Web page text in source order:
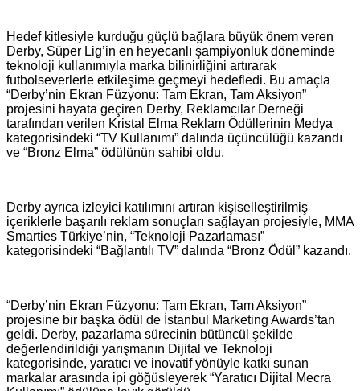
Hedef kitlesiyle kurduğu güçlü bağlara büyük önem veren
Derby, Süper Lig’in en heyecanlı şampiyonluk döneminde
teknoloji kullanımıyla marka bilinirliğini artırarak
futbolseverlerle etkileşime geçmeyi hedefledi. Bu amaçla
“Derby’nin Ekran Füzyonu: Tam Ekran, Tam Aksiyon”
projesini hayata geçiren Derby, Reklamcılar Derneği
tarafından verilen Kristal Elma Reklam Ödüllerinin Medya
kategorisindeki “TV Kullanımı” dalında üçüncülüğü kazandı
ve “Bronz Elma” ödülünün sahibi oldu.
Derby ayrıca izleyici katılımını artıran kişiselleştirilmiş
içeriklerle başarılı reklam sonuçları sağlayan projesiyle, MMA
Smarties Türkiye’nin, “Teknoloji Pazarlaması”
kategorisindeki “Bağlantılı TV” dalında “Bronz Ödül” kazandı.
“Derby’nin Ekran Füzyonu: Tam Ekran, Tam Aksiyon”
projesine bir başka ödül de İstanbul Marketing Awards’tan
geldi. Derby, pazarlama sürecinin bütüncül şekilde
değerlendirildiği yarışmanın Dijital ve Teknoloji
kategorisinde, yaratıcı ve inovatif yönüyle katkı sunan
markalar arasında ipi göğüsleyerek “Yaratıcı Dijital Mecra